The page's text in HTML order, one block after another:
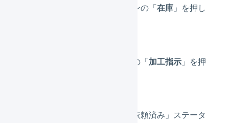
メインナビゲーションの「在庫 」を押し
サブナビゲーションの「加工指示 」を押
作業を開始したい「依頼済み」ステータ